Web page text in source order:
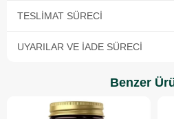
TESLIMAT SÜRECI
UYARILAR VE İADE SÜRECI
Benzer